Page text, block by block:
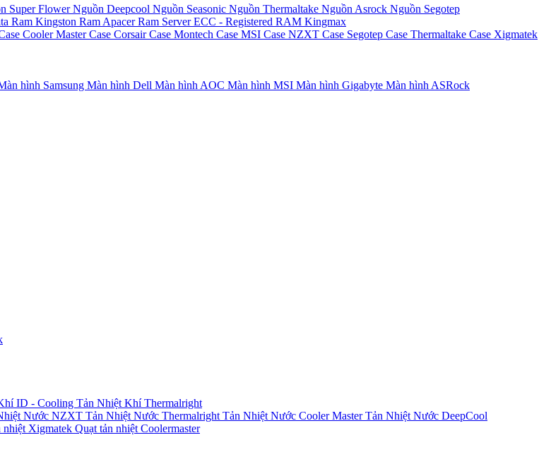
Super FlowerNguồn Deepcool Nguồn Seasonic Nguồn Thermaltake Nguồn Asrock Nguồn Segotep
Ram Kingston Ram ApacerRam Server ECC - Registered RAM Kingmax
Cooler MasterCase CorsairCase Montech Case MSI Case NZXT Case Segotep Case Thermaltake Case Xigmatek
hình Samsung Màn hình Dell Màn hình AOC Màn hình MSI Màn hình Gigabyte Màn hình ASRock
ID - Cooling Tản Nhiệt Khí Thermalright
Nước NZXT Tản Nhiệt Nước Thermalright Tản Nhiệt Nước Cooler MasterTản Nhiệt Nước DeepCool
nhiệt Xigmatek Quạt tản nhiệt Coolermaster